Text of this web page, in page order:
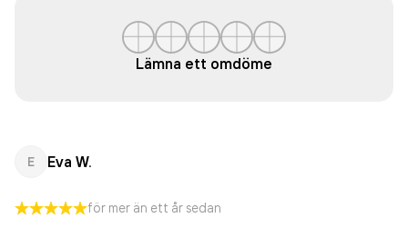
Lämna ett omdöme
E Eva W.
för mer än ett år sedan